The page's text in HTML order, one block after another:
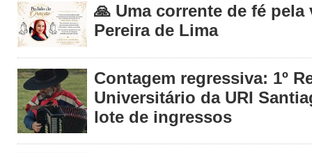
🙏 Uma corrente de fé pela
Pereira de Lima
Contagem regressiva: 1º
Universitário da URI
lote de ingressos